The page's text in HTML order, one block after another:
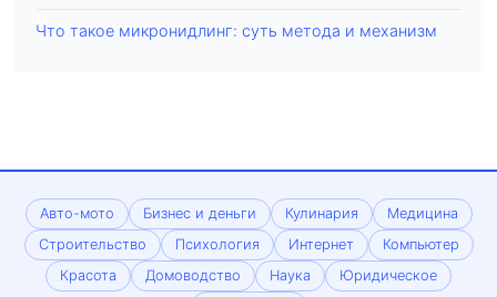
Что такое микронидлинг: суть метода и механизм
Авто-мото Бизнес и деньги Кулинария
Медицина
Строительство
Психология Интернет
Компьютер
Красота
Домоводство Наука
Юридическое